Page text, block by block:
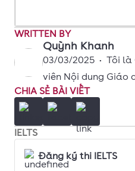
WRITTEN BY
Quỳnh Khanh
03/03/2025 • Tôi là
viên Nội dung Giáo
CHIA SẺ BÀI VIẾT
IELTS
Đăng ký thi IELTS